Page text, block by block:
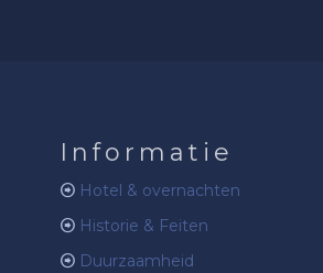
Informatie
Hotel & overnachten
Historie & Feiten
Duurzaamheid